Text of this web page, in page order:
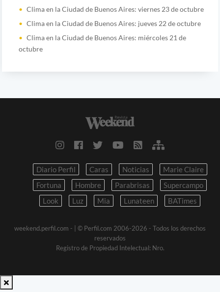
Clima en la Ciudad de Buenos Aires: viernes 23 de octubre
Clima en la Ciudad de Buenos Aires: jueves 22 de octubre
Clima en la Ciudad de Buenos Aires: miércoles 21 de
octubre
Diario Perfil Caras Noticias
Marie Claire
Fortuna
Hombre Parabrisas
Supercampo
Look
Luz Mia Lunateen BATimes
weekend.perfil.com -
| © Perfil.com 2006-2026 - Todos los derechos
reservados
Registro de Propiedad Intelectual: Nro.